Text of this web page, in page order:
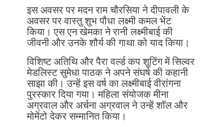
इस अवसर पर मदन राम चौरसिया ने दीपावली के
अवसर पर वास्तु शुभ पौधा लक्ष्मी कमल भेंट
किया। एस एन खेमका ने रानी लक्ष्मीबाई की
जीवनी और उनके शौर्य की गाथा को याद किया।
विशिष्ट अतिथि और पैरा वर्ल्ड कप शूटिंग में सिल्वर
मेडलिस्ट सुमेधा पाठक ने अपने संघर्ष की कहानी
साझा की। उन्हें इस वर्ष का लक्ष्मीबाई वीरांगना
पुरस्कार दिया गया। महिला संयोजक मीना
अग्रवाल और अर्चना अग्रवाल ने उन्हें शॉल और
मोमेंटो देकर सम्मानित किया।